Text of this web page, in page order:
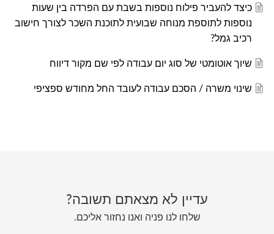
כיצד להעביר פילוח נוספות בשבת עם הפרדה בין שעות
נוספות לתוספת מנוחה שבועית לתוכנת השכר לצורך חישוב
רכיב גמל?
שיוך אוטומטי של סוג יום עבודה לפי שם מקור דיווח
שינוי משרה / הסכם עבודה לעובד החל מחודש ספציפי
עדיין לא מצאתם תשובה?
שלחו לנו פניה ואנו נחזור אליכם.